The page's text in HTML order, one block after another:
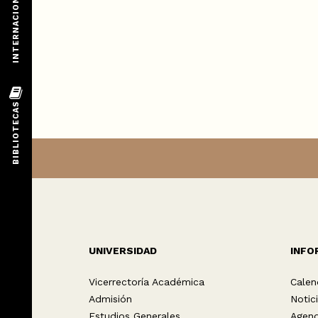
UNIVERSIDAD
Vicerrectoría Académica
Admisión